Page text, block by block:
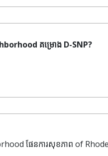
គម្រោង D-SNP?
ផែនការសុខភាព of